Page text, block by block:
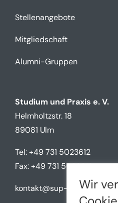
Stellenangebote
Mitgliedschaft
Alumni-Gruppen
Studium und Praxis e. V.
Helmholtzstr. 18
89081 Ulm
Tel: +49 731 5023612
Fax: +49 731 5023612
kontakt@sup-ulm.de
Wir